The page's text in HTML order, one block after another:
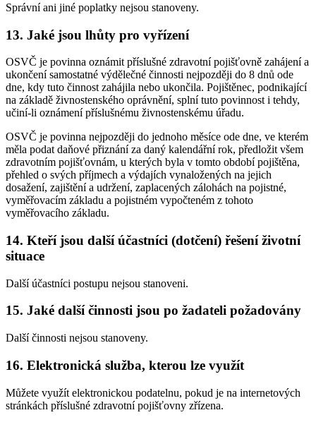
Správní ani jiné poplatky nejsou stanoveny.
13. Jaké jsou lhůty pro vyřízení
OSVČ je povinna oznámit příslušné zdravotní pojišťovně zahájení a
ukončení samostatné výdělečné činnosti nejpozději do 8 dnů ode
dne, kdy tuto činnost zahájila nebo ukončila. Pojištěnec, podnikající
na základě živnostenského oprávnění, splní tuto povinnost i tehdy,
učiní-li oznámení příslušnému živnostenskému úřadu.
OSVČ je povinna nejpozději do jednoho měsíce ode dne, ve kterém
měla podat daňové přiznání za daný kalendářní rok, předložit všem
zdravotním pojišťovnám, u kterých byla v tomto období pojištěna,
přehled o svých příjmech a výdajích vynaložených na jejich
dosažení, zajištění a udržení, zaplacených zálohách na pojistné,
vyměřovacím základu a pojistném vypočteném z tohoto
vyměřovacího základu.
14. Kteří jsou další účastníci (dotčení) řešení životní
situace
Další účastníci postupu nejsou stanoveni.
15. Jaké další činnosti jsou po žadateli požadovány
Další činnosti nejsou stanoveny.
16. Elektronická služba, kterou lze využít
Můžete využít elektronickou podatelnu, pokud je na internetových
stránkách příslušné zdravotní pojišťovny zřízena.